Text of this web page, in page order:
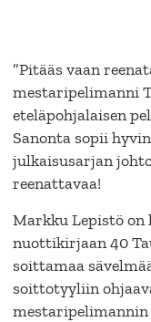
”Pitääs vaan
mestaripelimanni
eteläpohjalaisen
Sanonta sopii
julkaisusarjan
reenattavaa!
Markku Lepistö on
nuottikirjaan 40
soittamaa
soittotyyliin
mestaripelimannin